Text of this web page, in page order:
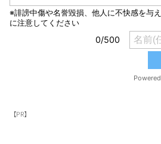
【PR】